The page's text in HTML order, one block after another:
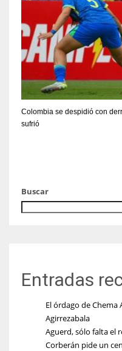
Colombia se despidió con
sufrió
Buscar
Entradas
El órdago de
Agirrezabala
Aguerd, sólo falta el
Corberán pide un